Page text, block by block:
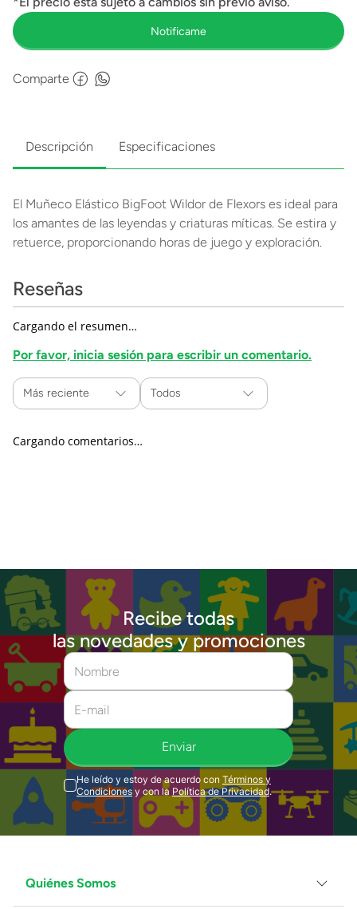
Comparte
Descripción Especificaciones
El Muñeco Elástico BigFoot Wildor de Flexors es ideal para
los amantes de las leyendas y criaturas míticas. Se estira y
retuerce, proporcionando horas de juego y exploración.
Reseñas
Cargando el resumen…
Por favor, inicia sesión para escribir un comentario.
Más reciente Todos
Cargando comentarios…
Recibe todas
las novedades y promociones
Enviar
He leído y estoy de acuerdo con Términos y
Condiciones y con la Política de Privacidad.
Quiénes Somos